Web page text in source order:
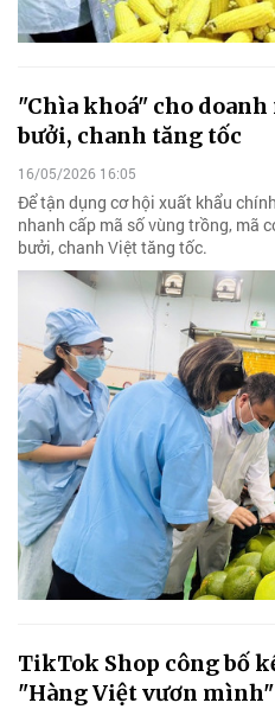
"Chìa khoá" cho
bưởi, chanh tăng tốc
16/05/2026 16:05
Để tận dụng cơ hội xuất khẩu
nhanh cấp mã số vùng trồng, mã
bưởi, chanh Việt tăng tốc.
TikTok Shop công bố
"Hàng Việt vươn mình"